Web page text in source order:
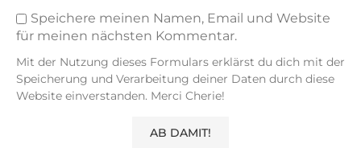
Speichere meinen Namen, Email und Website
für meinen nächsten Kommentar.
Mit der Nutzung dieses Formulars erklärst du dich mit der
Speicherung und Verarbeitung deiner Daten durch diese
Website einverstanden. Merci Cherie!